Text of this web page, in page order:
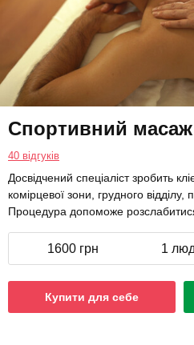
Спортивний масаж
40 відгуків
Досвідчений спеціаліст зробить
комірцевої зони, грудного відділу,
Процедура допоможе
1600 грн 1
Купити для себе